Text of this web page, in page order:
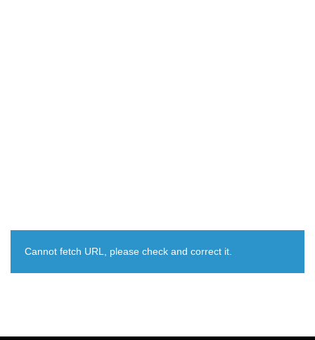
Cannot fetch URL, please check and correct it.